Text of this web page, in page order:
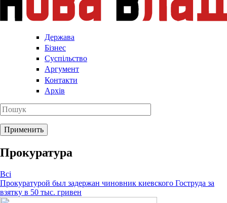
Держава
Бізнес
Суспільство
Аргумент
Контакти
Архів
Прокуратура
Всі
Прокуратурой был задержан чиновник киевского Гоструда за
взятку в 50 тыс. гривен